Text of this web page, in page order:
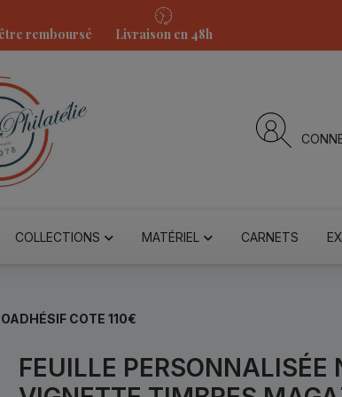
remboursé Livraison en 48h
COLLECTIONS MATÉRIEL CARNETS
COTE 110€
FEUILLE